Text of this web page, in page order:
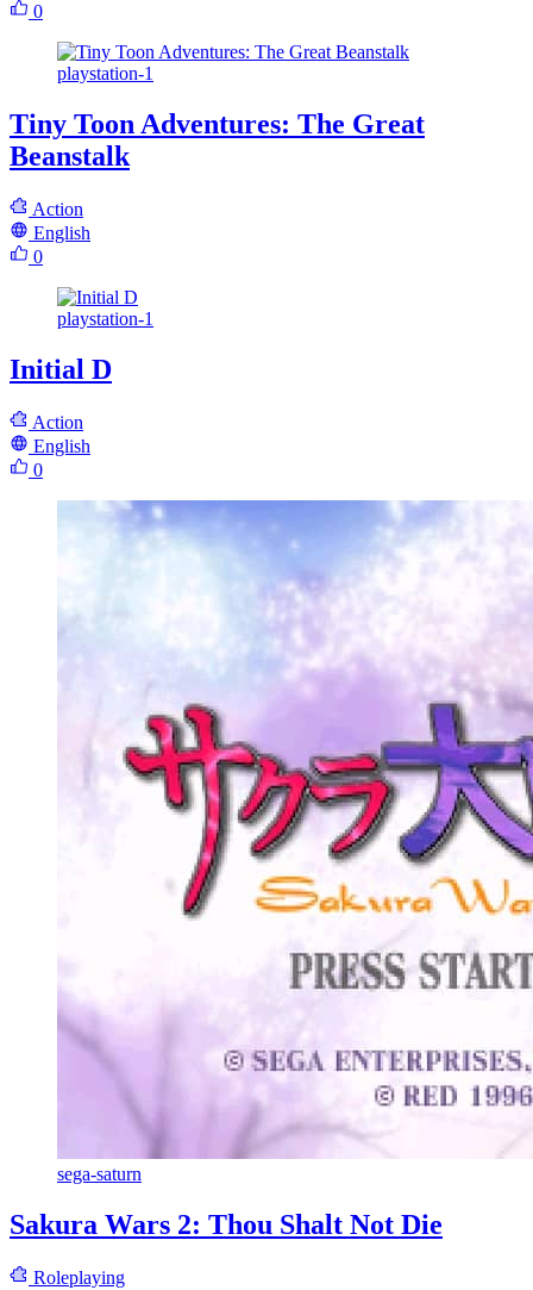
0
playstation-1
Tiny Toon Adventures: The Great
Beanstalk
Action
English
0
playstation-1
Initial D
Action
English
0
sega-saturn
Sakura Wars 2: Thou Shalt Not Die
Roleplaying